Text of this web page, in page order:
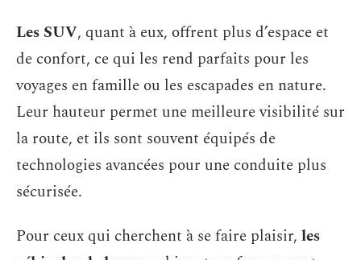
Les SUV, quant à eux, offrent plus d’espace et
de confort, ce qui les rend parfaits pour les
voyages en famille ou les escapades en nature.
Leur hauteur permet une meilleure visibilité sur
la route, et ils sont souvent équipés de
technologies avancées pour une conduite plus
sécurisée.
Pour ceux qui cherchent à se faire plaisir, les